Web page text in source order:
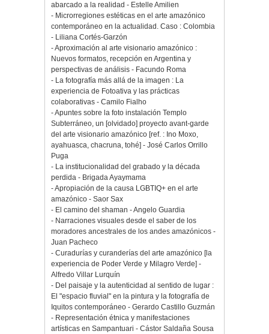
abarcado a la realidad - Estelle Amilien
- Microrregiones estéticas en el arte amazónico
contemporáneo en la actualidad. Caso : Colombia
- Liliana Cortés-Garzón
- Aproximación al arte visionario amazónico :
Nuevos formatos, recepción en Argentina y
perspectivas de análisis - Facundo Roma
- La fotografía más allá de la imagen : La
experiencia de Fotoativa y las prácticas
colaborativas - Camilo Fialho
- Apuntes sobre la foto instalación Templo
Subterráneo, un [olvidado] proyecto avant-garde
del arte visionario amazónico [ref. : Ino Moxo,
ayahuasca, chacruna, tohé] - José Carlos Orrillo
Puga
- La institucionalidad del grabado y la década
perdida - Brigada Ayaymama
- Apropiación de la causa LGBTIQ+ en el arte
amazónico - Saor Sax
- El camino del shaman - Angelo Guardia
- Narraciones visuales desde el saber de los
moradores ancestrales de los andes amazónicos -
Juan Pacheco
- Curadurías y curanderías del arte amazónico [la
experiencia de Poder Verde y Milagro Verde] -
Alfredo Villar Lurquín
- Del paisaje y la autenticidad al sentido de lugar :
El "espacio fluvial" en la pintura y la fotografía de
Iquitos contemporáneo - Gerardo Castillo Guzmán
- Representación étnica y manifestaciones
artísticas en Sampantuari - Cástor Saldaña Sousa